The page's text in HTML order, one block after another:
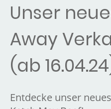
Unser
Away
(ab
Entdecke unser